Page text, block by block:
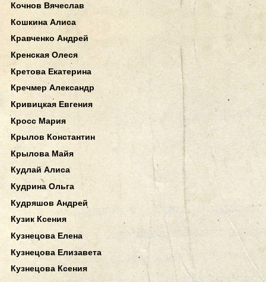
Кочнов Вячеслав
Кошкина Алиса
Кравченко Андрей
Кренская Олеся
Кретова Екатерина
Кречмер Александр
Кривицкая Евгения
Кросс Мария
Крылов Константин
Крылова Майя
Кудлай Алиса
Кудрина Ольга
Кудряшов Андрей
Кузик Ксения
Кузнецова Елена
Кузнецова Елизавета
Кузнецова Ксения